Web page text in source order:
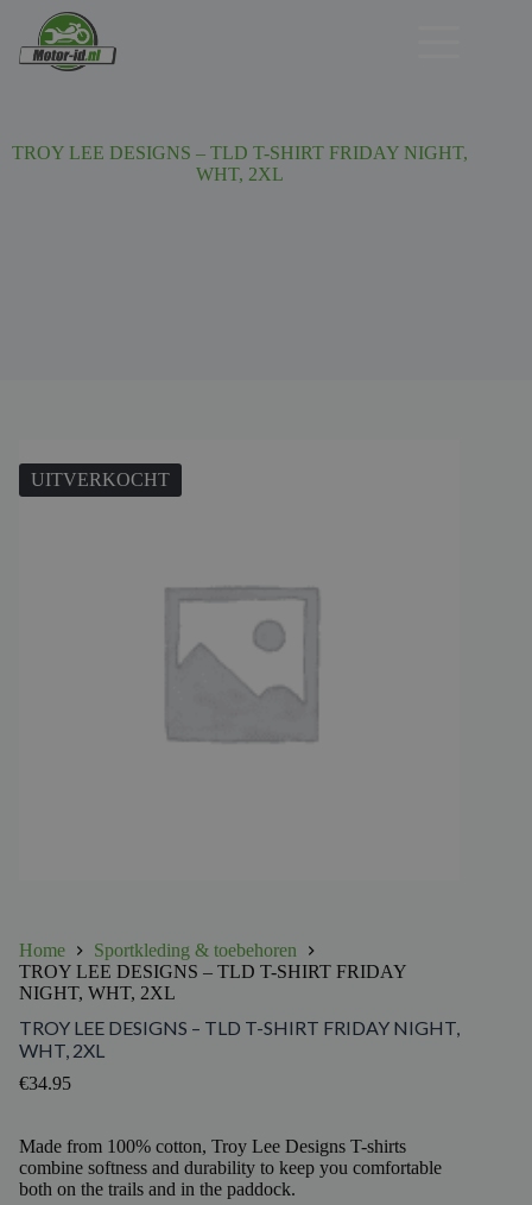
TROY LEE DESIGNS – TLD T-SHIRT FRIDAY NIGHT,
WHT, 2XL
UITVERKOCHT
Home
Sportkleding & toebehoren
TROY LEE DESIGNS – TLD T-SHIRT FRIDAY
NIGHT, WHT, 2XL
TROY LEE DESIGNS – TLD T-SHIRT FRIDAY NIGHT,
WHT, 2XL
€34.95
Made from 100% cotton, Troy Lee Designs T-shirts
combine softness and durability to keep you comfortable
both on the trails and in the paddock.